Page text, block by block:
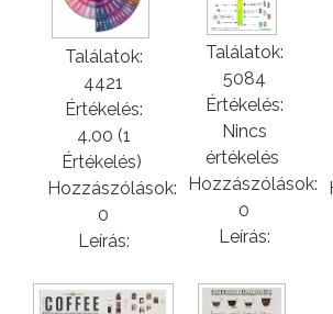
Találatok:
4421
Értékelés:
4.00 (1
Értékelés)
Hozzászólások:
0
Leírás:
Találatok:
5084
Értékelés:
Nincs
értékelés
Hozzászólások:
0
Leírás: